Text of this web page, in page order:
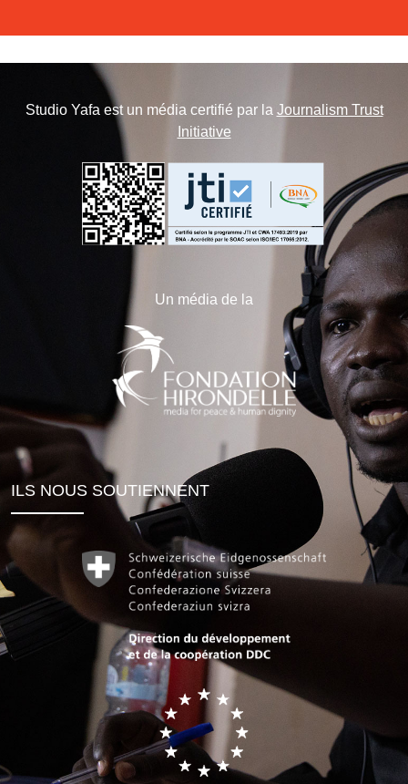
Studio Yafa est un média certifié par la Journalism Trust
Initiative
Un média de la
ILS NOUS SOUTIENNENT